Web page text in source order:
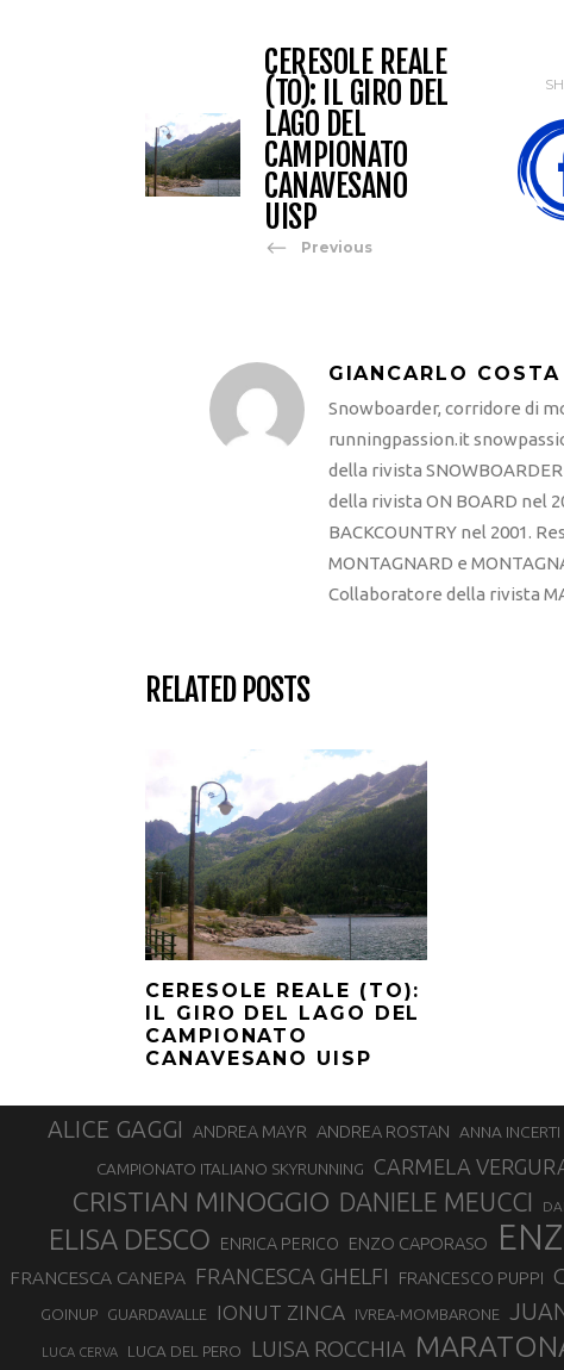
CERESOLE REALE
(TO): IL GIRO DEL
LAGO DEL
CAMPIONATO
CANAVESANO
UISP
Previous
GIANCARLO COSTA
Snowboarder, corridore di
runningpassion.it
della rivista
della rivista ON BOARD nel
BACKCOUNTRY nel 2001.
MONTAGNARD e
Collaboratore della rivista
RELATED POSTS
CERESOLE REALE (TO):
IL GIRO DEL LAGO DEL
CAMPIONATO
CANAVESANO UISP
ALICE GAGGI ANDREA MAYR ANDREA ROSTAN ANNA INCERTI
CAMPIONATO ITALIANO SKYRUNNING CARMELA
CRISTIAN MINOGGIO DANIELE MEUCCI
ELISA DESCO ENRICA PERICO ENZO CAPORASO
FRANCESCA CANEPA FRANCESCA GHELFI FRANCESCO PUPPI
GOINUP GUARDAVALLE IONUT ZINCA IVREA-MOMBARONE
LUCA CERVA LUCA DEL PERO LUISA ROCCHIA